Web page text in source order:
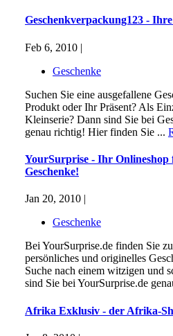
Geschenkverpackung123 -
Feb 6, 2010 |
Geschenke
Suchen Sie eine ausgefallene
Produkt oder Ihr Präsent? Als
Kleinserie? Dann sind Sie bei
genau richtig! Hier finden Sie ...
YourSurprise - Ihr Onlineshop
Geschenke!
Jan 20, 2010 |
Geschenke
Bei YourSurprise.de finden Sie
persönliches und originelles
Suche nach einem witzigen und
sind Sie bei YourSurprise.de
Afrika Exklusiv - der Afrika-